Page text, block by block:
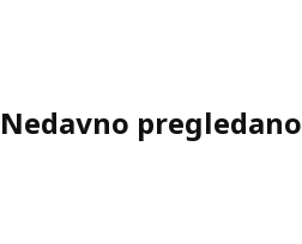
Nedavno pregledano